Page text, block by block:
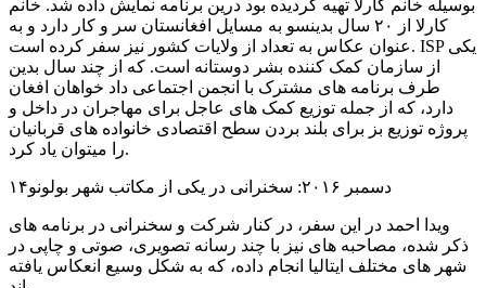
بوسیله خانم کارلا تهیه گردیده بود درین برنامه نمایش داده شد. خانم
کارلا از ۲۰ سال بدینسو به مسایل افغانستان سر و کار دارد و به
عنوان عکاس به تعداد از ولایات کشور نیز سفر کرده است. ISP یکی
از سازمان کمک کننده بشر دوستانه است. که از چند سال بدین
طرف برنامه های مشترک با انجمن اجتماعی داد خواهان افغان
دارد، که از جمله توزیع کمک های عاجل برای مهاجران در داخل و
پروژه توزیع بز برای بلند بردن سطح اقتصادی خانواده های قربانیان
را میتوان یاد کرد.
۱۴دسمبر ۲۰۱۶: سخنرانی در یکی از مکاتب شهر بولونو
ویدا احمد در این سفر، در کنار شرکت و سخنرانی در برنامه های
ذکر شده، مصاحبه های نیز با چند رسانه تصویری، صوتی و چاپی در
شهر های مختلف ایتالیا انجام داده، که به شکل وسیع انعکاس یافته